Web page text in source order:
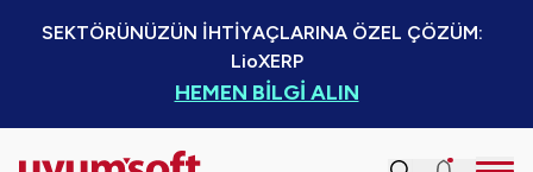
SEKTÖRÜNÜZÜN İHTİYAÇLARINA ÖZEL ÇÖZÜM:
LioXERP
HEMEN BİLGİ ALIN